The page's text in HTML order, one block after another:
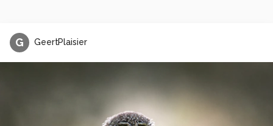
G GeertPlaisier